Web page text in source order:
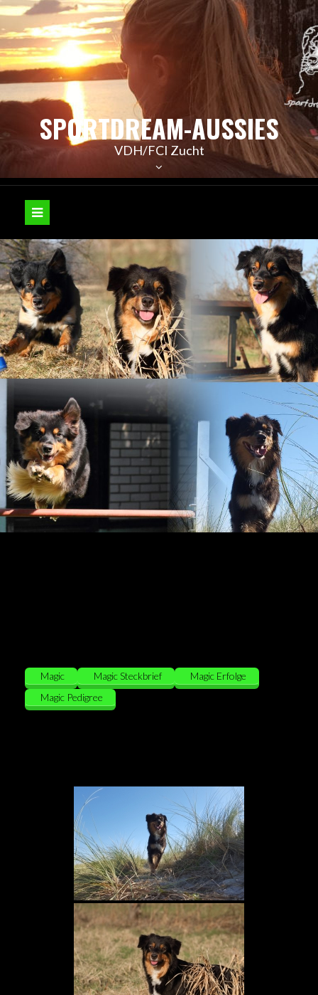
Skip
content
SPORTDREAM-AUSSIES
VDH/FCI Zucht
Magic Magic Steckbrief
Magic Erfolge
Magic Pedigree